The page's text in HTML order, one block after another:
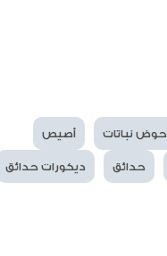
حوض نباتات أصيص
حدائق ديكورات حدائق